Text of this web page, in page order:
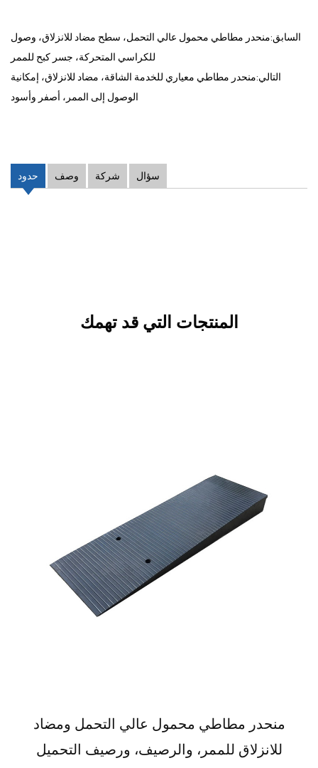
السابق:منحدر مطاطي محمول عالي التحمل، سطح مضاد للانزلاق، وصول
للكراسي المتحركة، جسر كبح للممر
التالي:منحدر مطاطي معياري للخدمة الشاقة، مضاد للانزلاق، إمكانية
الوصول إلى الممر، أصفر وأسود
حدود وصف شركة سؤال
المنتجات التي قد تهمك
منحدر مطاطي محمول عالي التحمل ومضاد
للانزلاق للممر، والرصيف، ورصيف التحميل